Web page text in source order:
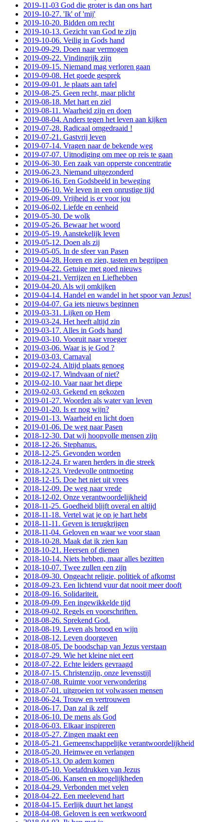
2019-11-03 God die groter is dan ons hart
2019-10-27. 'Ik' of 'mij'
2019-10-20. Bidden om recht
2019-10-13. Gezicht van God te zijn
2019-10-06. Veilig in Gods hand
2019-09-29. Doen naar vermogen
2019-09-22. Vindingrijk zijn
2019-09-15. Niemand mag verloren gaan
2019-09-08. Het goede gesprek
2019-09-01. Je plaats aan tafel
2019-08-25. Geen recht, maar plicht
2019-08-18. Met hart en ziel
2019-08-11. Waarheid zijn en doen
2019-08-04. Anders tegen het leven aan kijken
2019-07-28. Radicaal omgedraaid !
2019-07-21. Gastvrij leven
2019-07-14. Vragen naar de bekende weg
2019-07-07. Uitnodiging om mee op reis te gaan
2019-06-30. Een zaak van opperste concentratie
2019-06-23. Niemand uitgezonderd
2019-06-16. Een Godsbeeld in beweging
2019-06-10. We leven in een onrustige tijd
2019-06-09. Vrijheid is er voor jou
2019-06-02. Liefde en eenheid
2019-05-30. De wolk
2019-05-26. Bewaar het woord
2019-05-19. Aanstekelijk leven
2019-05-12. Doen als zij
2019-05-05. In de sfeer van Pasen
2019-04-28. Horen en zien, tasten en begrijpen
2019-04-22. Getuige met goed nieuws
2019-04-21. Verrijzen en Liefhebben
2019-04-20. Als wij omkijken
2019-04-14. Handel en wandel in het spoor van Jezus!
2019-04-07. Ga iets nieuws beginnen
2019-03-31. Lijken op Hem
2019-03-24. Het heeft altijd zin
2019-03-17. Alles in Gods hand
2019-03-10. Vooruit naar vroeger
2019-03-06. Waar is je God ?
2019-03-03. Carnaval
2019-02-24. Altijd plaats genoeg
2019-02-17. Windvaan of niet?
2019-02-10. Vaar naar het diepe
2019-02-03. Gekend en gekozen
2019-01-27. Woorden als water van leven
2019-01-20. Is er nog wijn?
2019-01-13. Waarheid en licht doen
2019-01-06. De weg naar Pasen
2018-12-30. Dat wij hoopvolle mensen zijn
2018-12-26. Stephanus.
2018-12-25. Gevonden worden
2018-12-24. Er waren herders in die streek
2018-12-23. Vredevolle ontmoeting
2018-12-15. Doe het niet uit vrees
2018-12-09. De weg naar vrede
2018-12-02. Onze verantwoordelijkheid
2018-11-25. Goedheid blijft overal en altijd
2018-11-18. Vertel wat je op je hart hebt
2018-11-11. Geven is terugkrijgen
2018-11-04. Geloven en waar we voor staan
2018-10-28. Maak dat ik zien kan
2018-10-21. Heersen of dienen
2018-10-14. Niets hebben, maar alles bezitten
2018-10-07. Twee zullen een zijn
2018-09-30. Ongeacht religie, politiek of afkomst
2018-09-23. Een lichtend vuur dat nooit meer dooft
2018-09-16. Solidariteit.
2018-09-09. Een ingewikkelde tijd
2018-09-02. Regels en voorschriften.
2018-08-26. Sprekend God.
2018-08-19. Leven als brood en wijn
2018-08-12. Leven doorgeven
2018-08-05. De boodschap van Jezus verstaan
2018-07-29. Wie het kleine niet eert
2018-07-22. Echte leiders gevraagd
2018-07-15. Christenzijn, onze levensstijl
2018-07-08. Ruimte voor verwondering
2018-07-01. uitgroeien tot volwassen mensen
2018-06-24. Trouw en vertrouwen
2018-06-17. Dan zal ik zelf
2018-06-10. De mens als God
2018-06-03. Elkaar inspireren
2018-05-27. Zingen maakt een
2018-05-21. Gemeenschappelijke verantwoordelijkheid
2018-05-20. Heimwee en verlangen
2018-05-13. Op adem komen
2018-05-10. Voetafdrukken van Jezus
2018-05-06. Kansen en mogelijkheden
2018-04-29. Verbonden met velen
2018-04-22. Een meelevend hart
2018-04-15. Eerlijk duurt het langst
2018-04-08. Geloven is een werkwoord